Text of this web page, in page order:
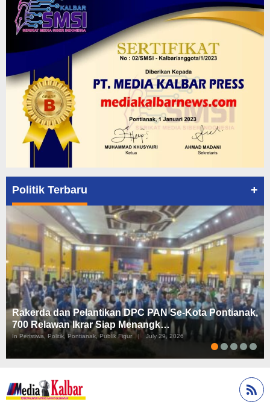
Politik Terbaru +
Rakerda dan Pelantikan DPC PAN Se-Kota Pontianak,
700 Relawan Ikrar Siap Menangk…
In Peristiwa, Politik, Pontianak, Publik Figur | July 29, 2026